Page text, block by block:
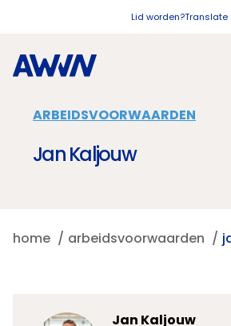
Lid worden?Translate
ARBEIDSVOORWAARDEN
Jan Kaljouw
home arbeidsvoorwaarden
Jan Kaljouw